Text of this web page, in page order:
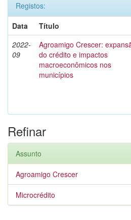
Registos:
Data
Título
2022-
09
Agroamigo Crescer:
do crédito e impactos
macroeconômicos nos
municípios
Refinar
Assunto
Agroamigo Crescer
Microcrédito